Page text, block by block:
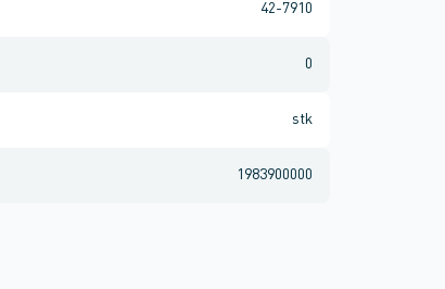
42-7910
0
stk
1983900000